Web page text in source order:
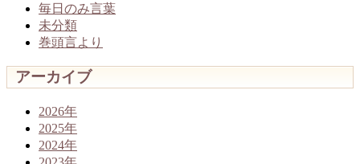
毎日のみ言葉
未分類
巻頭言より
アーカイブ
2026年
2025年
2024年